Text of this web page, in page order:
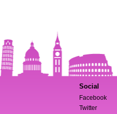
Social
Facebook
Twitter